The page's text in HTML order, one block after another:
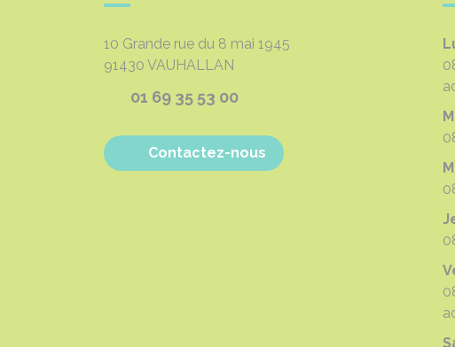
10 Grande rue du 8 mai 1945
91430 VAUHALLAN
01 69 35 53 00
Contactez-nous